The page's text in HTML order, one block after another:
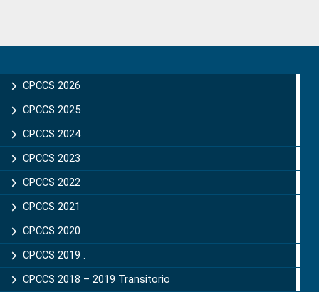
Sidebar
CPCCS 2026
CPCCS 2025
CPCCS 2024
CPCCS 2023
CPCCS 2022
CPCCS 2021
CPCCS 2020
CPCCS 2019 .
CPCCS 2018 – 2019 Transitorio